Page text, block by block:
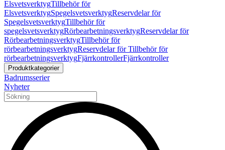
ElsvetsverktygTillbehör för
ElsvetsverktygSpegelsvetsverktygReservdelar för
SpegelsvetsverktygTillbehör för
spegelsvetsverktygRörbearbetningsverktygReservdelar för
RörbearbetningsverktygTillbehör för
rörbearbetningsverktygReservdelar för Tillbehör för
rörbearbetningsverktygFjärrkontrollerFjärrkontroller
Produktkategorier
Badrumsserier
Nyheter